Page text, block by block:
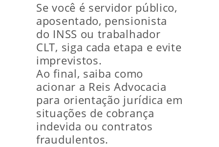
Se você é servidor público,
aposentado, pensionista
do INSS ou trabalhador
CLT, siga cada etapa e evite
imprevistos.
Ao final, saiba como
acionar a Reis Advocacia
para orientação jurídica em
situações de cobrança
indevida ou contratos
fraudulentos.